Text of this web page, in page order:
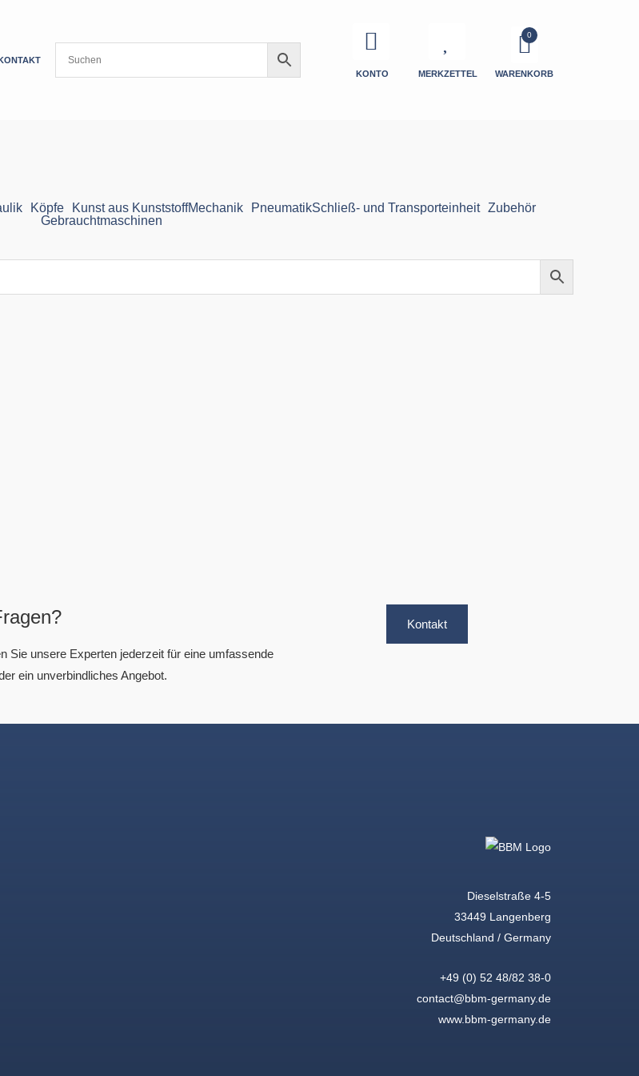
KONTO
MERKZETTEL WARENKORB
Köpfe Kunst aus KunststoffMechanik PneumatikSchließ- und Transporteinheit
Zubehör
Gebrauchtmaschinen
Sie unsere Experten jederzeit für eine umfassende
ein unverbindliches Angebot.
Kontakt
Dieselstraße 4-5
33449 Langenberg
Deutschland / Germany
+49 (0) 52 48/82 38-0
contact@bbm-germany.de
www.bbm-germany.de